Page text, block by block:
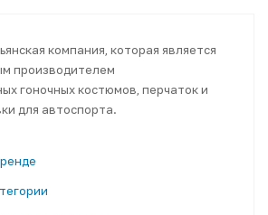
компания, которая является
производителем
гоночных костюмов, перчаток и
для автоспорта.